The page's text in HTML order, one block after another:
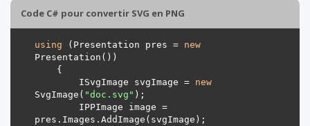
Code C# pour convertir SVG en PNG
using (Presentation pres = new
        ISvgImage svgImage =
new
SvgImage( "doc.svg"